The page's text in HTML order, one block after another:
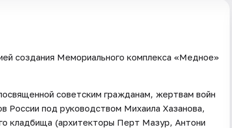
создания Мемориального комплекса «Медное»
советским гражданам, жертвам войн
России под руководством Михаила Хазанова,
кладбища (архитекторы Перт Мазур, Антони